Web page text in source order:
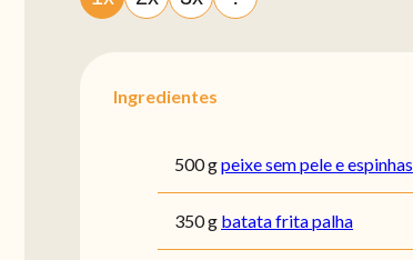
Ingredientes
500 gpeixe sem pele e espinhas
350 g batata frita palha